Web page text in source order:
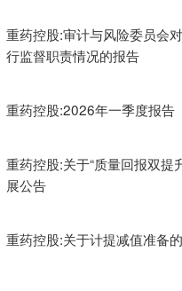
重药控股:审计与风险委员会
行监督职责情况的报告
重药控股:2026年一季度报告
重药控股:关于“质量回报双提
展公告
重药控股:关于计提减值准备